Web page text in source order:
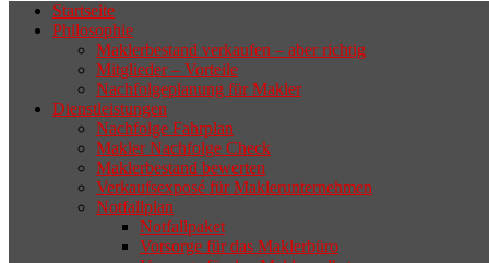
Wenn sich der Makler oder Inhaber
zurückziehen möchte, aber keinen
geeigneten Nachfolger findet, droht nicht
selten die Geschäftsaufgabe.
Startseite
Philosophie
Maklerbestand verkaufen – aber richtig
Mitglieder – Vorteile
Nachfolgeplanung für Makler
Dienstleistungen
Nachfolge Fahrplan
Makler Nachfolge Check
Maklerbestand bewerten
Verkaufsexposé für Maklerunternehmen
Notfallplan
Notfallpaket
Vorsorge für das Maklerbüro